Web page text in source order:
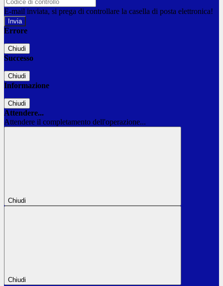
E-mail inviata, si prega di controllare la casella di posta elettronica!
Errore
Chiudi
Successo
Chiudi
Informazione
Chiudi
Attendere...
Attendere il completamento dell'operazione...
Chiudi
Chiudi